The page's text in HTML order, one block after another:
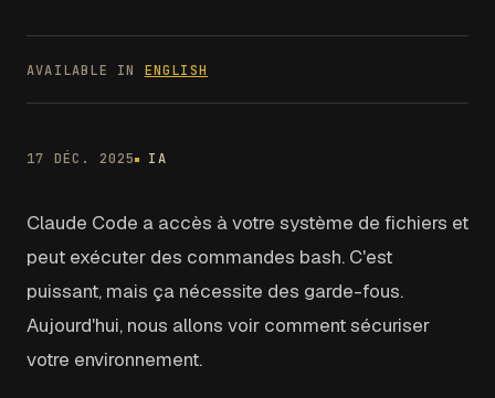
AVAILABLE IN ENGLISH
17 DÉC. 2025 IA
Claude Code a accès à votre système de fichiers et
peut exécuter des commandes bash. C'est
puissant, mais ça nécessite des garde-fous.
Aujourd'hui, nous allons voir comment sécuriser
votre environnement.